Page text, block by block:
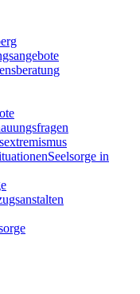
Seelsorge in